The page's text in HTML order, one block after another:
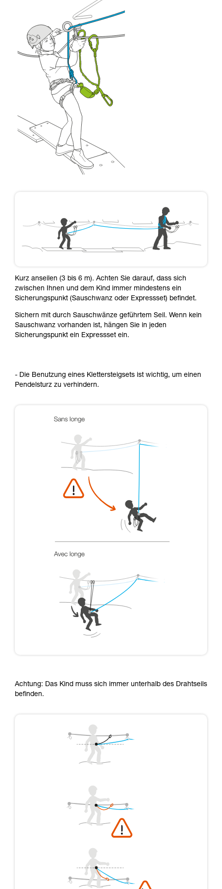
Kurz anseilen (3 bis 6 m). Achten Sie darauf, dass sich
zwischen Ihnen und dem Kind immer mindestens ein
Sicherungspunkt (Sauschwanz oder Expressset) befindet.
Sichern mit durch Sauschwänze geführtem Seil. Wenn kein
Sauschwanz vorhanden ist, hängen Sie in jeden
Sicherungspunkt ein Expressset ein.
- Die Benutzung eines Klettersteigsets ist wichtig, um einen
Pendelsturz zu verhindern.
Achtung: Das Kind muss sich immer unterhalb des Drahtseils
befinden.